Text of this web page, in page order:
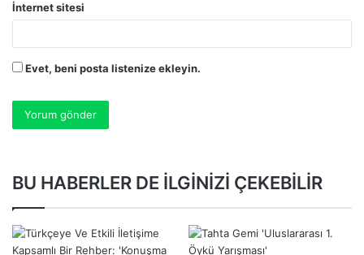
İnternet sitesi
Evet, beni posta listenize ekleyin.
BU HABERLER DE İLGİNİZİ ÇEKEBİLİR